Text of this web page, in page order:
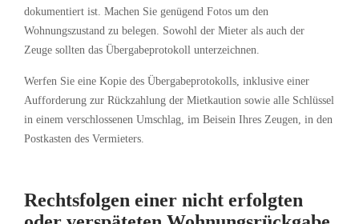
dokumentiert ist. Machen Sie genügend Fotos um den
Wohnungszustand zu belegen. Sowohl der Mieter als auch der
Zeuge sollten das Übergabeprotokoll unterzeichnen.
Werfen Sie eine Kopie des Übergabeprotokolls, inklusive einer
Aufforderung zur Rückzahlung der Mietkaution sowie alle Schlüssel
in einem verschlossenen Umschlag, im Beisein Ihres Zeugen, in den
Postkasten des Vermieters.
Rechtsfolgen einer nicht erfolgten